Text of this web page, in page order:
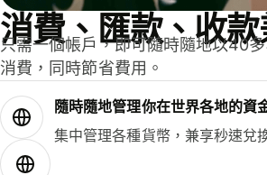
消費、匯款、收
只需一個帳戶，即可隨時隨地以40
消費，同時節省費用。
隨時隨地管理你在世界各地的資
集中管理各種貨幣，兼享秒速兌